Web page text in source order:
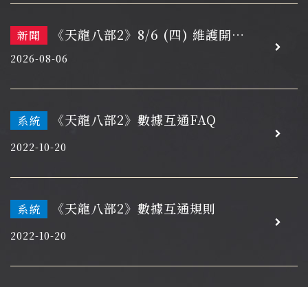
新聞
《天龍八部2》8/6 (四) 維護開機
通知
2026-08-06
系統 《天龍八部2》數據互通FAQ
2022-10-20
系統 《天龍八部2》數據互通規則
2022-10-20